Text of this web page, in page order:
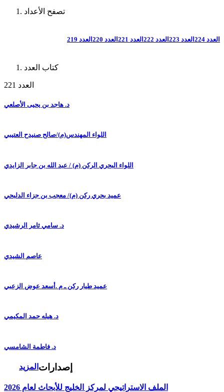
تصفح الأعداد
العدد 224 العدد 223 العدد 222 العدد 221 العدد 220 العدد 219
كتاب العدد
العدد 221
د. هاجد بن يحيى الأصلعي
اللواء المهندس(م)/صالح صنيدح العتيبي
اللواء البحري الركن (م) / عبد الله بن جابر الزايدي
عميد بحري ركن (م)/ معجب بن جزاء الدلبحي
د. سامي ثامر الرشيدي
عاصم الشيدي
عميد طيار ركن ـ م .أسعد عوض الزعبي
د. هيله حمد المكيمي
د. فاطمة الشامسي
المزيد إصدارات
الملف الاستراتيجي لمركز الخليج للأبحاث لعام 2026